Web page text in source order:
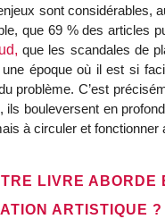
sont considérables,
que 69 % des articles
que les scandales de
époque où il est si
problème. C’est
ils bouleversent en
à circuler et fonctionner
LIVRE ABORDE
ARTISTIQUE ?